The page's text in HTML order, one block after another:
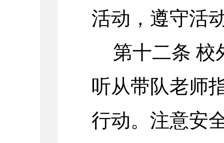
活动，遵守活
第十二条 校
听从带队老师
行动。注意安